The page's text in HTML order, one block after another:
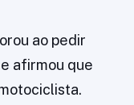
ao pedir
afirmou que